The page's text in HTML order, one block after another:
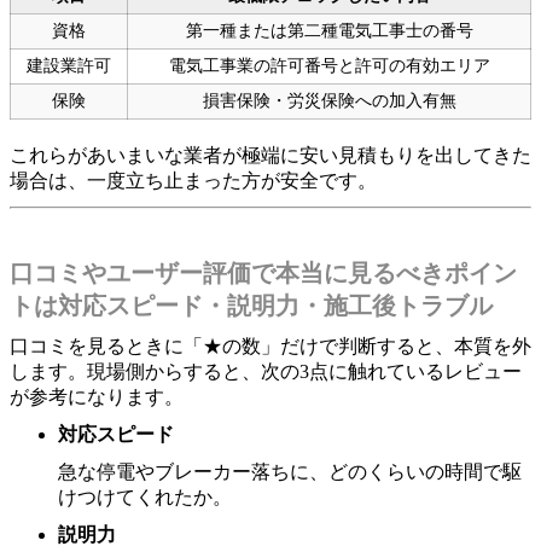
資格
第一種または第二種電気工事士の番号
建設業許可
電気工事業の許可番号と許可の有効エリア
保険
損害保険・労災保険への加入有無
これらがあいまいな業者が極端に安い見積もりを出してきた
場合は、一度立ち止まった方が安全です。
口コミやユーザー評価で本当に見るべきポイン
トは対応スピード・説明力・施工後トラブル
口コミを見るときに「★の数」だけで判断すると、本質を外
します。現場側からすると、次の3点に触れているレビュー
が参考になります。
対応スピード
急な停電やブレーカー落ちに、どのくらいの時間で駆
けつけてくれたか。
説明力